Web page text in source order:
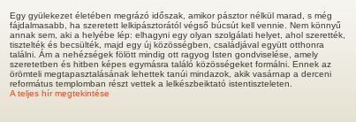
Egy gyülekezet életében megrázó időszak, amikor pásztor nélkül marad, s még
fájdalmasabb, ha szeretett lelkipásztorától végső búcsút kell vennie. Nem könnyű
annak sem, aki a helyébe lép: elhagyni egy olyan szolgálati helyet, ahol szerették,
tisztelték és becsülték, majd egy új közösségben, családjával együtt otthonra
találni. Ám a nehézségek fölött mindig ott ragyog Isten gondviselése, amely
szeretetben és hitben képes egymásra találó közösségeket formálni. Ennek az
örömteli megtapasztalásának lehettek tanúi mindazok, akik vasárnap a derceni
református templomban részt vettek a lelkészbeiktató istentiszteleten.
A teljes hír megtekintése